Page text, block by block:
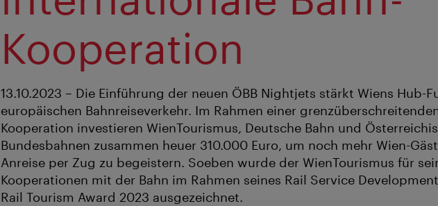
Kooperation
13.10.2023 – Die Einführung der neuen ÖBB Nightjets stärkt Wiens Hub-
europäischen Bahnreiseverkehr. Im Rahmen einer
Kooperation investieren WienTourismus, Deutsche Bahn und
Bundesbahnen zusammen heuer 310.000 Euro, um noch mehr Wien-
Anreise per Zug zu begeistern. Soeben wurde der WienTourismus für
Kooperationen mit der Bahn im Rahmen seines Rail Service
Rail Tourism Award 2023 ausgezeichnet.